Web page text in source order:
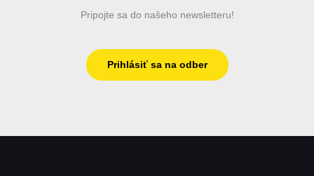
Pripojte sa do našeho newsletteru!
Prihlásiť sa na odber